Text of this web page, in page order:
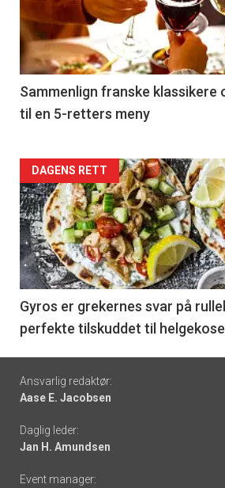
nå
-
5
Sammenlign franske klassikere
til en 5-retters meny
Forsiden
akkurat
nå
-
6
DAGENS RETT
Gyros er grekernes svar på
perfekte tilskuddet til
Footer
-
links
Ansvarlig redaktør:
Aase E. Jacobsen
Daglig leder:
Jan H. Amundsen
Event manager: